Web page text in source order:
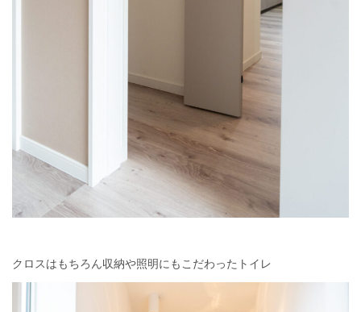
クロスはもちろん収納や照明にもこだわったトイレ